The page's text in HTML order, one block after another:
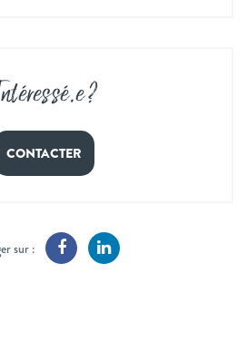
.e ?
CONTACTER
sur :